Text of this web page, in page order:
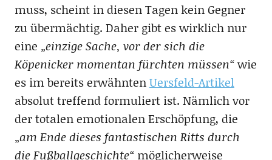
muss, scheint in diesen Tagen kein Gegner
zu übermächtig. Daher gibt es wirklich nur
eine „einzige Sache, vor der sich die
Köpenicker momentan fürchten müssen“wie
es im bereits erwähntenUersfeld-Artikel
absolut treffend formuliert ist. Nämlich vor
der totalen emotionalen Erschöpfung, die
„am Ende dieses fantastischen Ritts durch
die Fußballgeschichte“möglicherweise